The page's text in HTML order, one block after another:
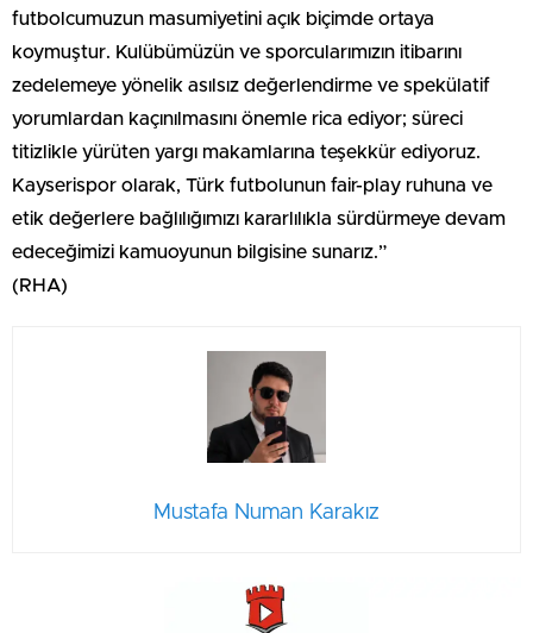
futbolcumuzun masumiyetini açık biçimde ortaya
koymuştur. Kulübümüzün ve sporcularımızın itibarını
zedelemeye yönelik asılsız değerlendirme ve spekülatif
yorumlardan kaçınılmasını önemle rica ediyor; süreci
titizlikle yürüten yargı makamlarına teşekkür ediyoruz.
Kayserispor olarak, Türk futbolunun fair-play ruhuna ve
etik değerlere bağlılığımızı kararlılıkla sürdürmeye devam
edeceğimizi kamuoyunun bilgisine sunarız.”
(RHA)
Mustafa Numan Karakız